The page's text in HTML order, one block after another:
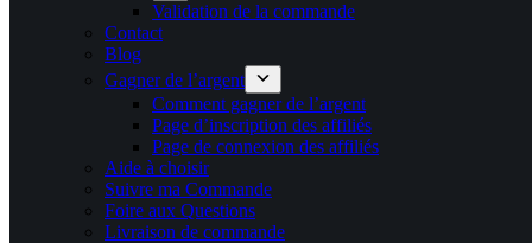
Validation de la commande
Contact
Blog
Gagner de l’argent
Comment gagner de l’argent
Page d’inscription des affiliés
Page de connexion des affiliés
Aide à choisir
Suivre ma Commande
Foire aux Questions
Livraison de commande